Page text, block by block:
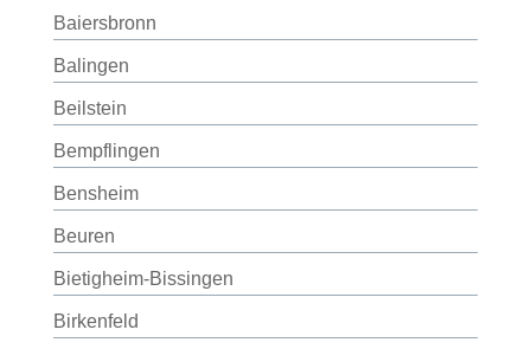
Baiersbronn
Balingen
Beilstein
Bempflingen
Bensheim
Beuren
Bietigheim-Bissingen
Birkenfeld